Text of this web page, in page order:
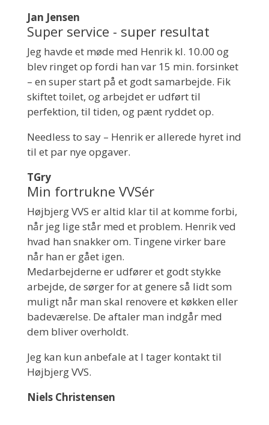
Jan Jensen
Super service - super resultat
Jeg havde et møde med Henrik kl. 10.00 og
blev ringet op fordi han var 15 min. forsinket
– en super start på et godt samarbejde. Fik
skiftet toilet, og arbejdet er udført til
perfektion, til tiden, og pænt ryddet op.
Needless to say – Henrik er allerede hyret ind
til et par nye opgaver.
TGry
Min fortrukne VVSér
Højbjerg VVS er altid klar til at komme forbi,
når jeg lige står med et problem. Henrik ved
hvad han snakker om. Tingene virker bare
når han er gået igen.
Medarbejderne er udfører et godt stykke
arbejde, de sørger for at genere så lidt som
muligt når man skal renovere et køkken eller
badeværelse. De aftaler man indgår med
dem bliver overholdt.
Jeg kan kun anbefale at I tager kontakt til
Højbjerg VVS.
Niels Christensen